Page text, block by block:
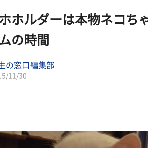
ホルダーは本物ネコち
の時間
の窓口編集部
11/30